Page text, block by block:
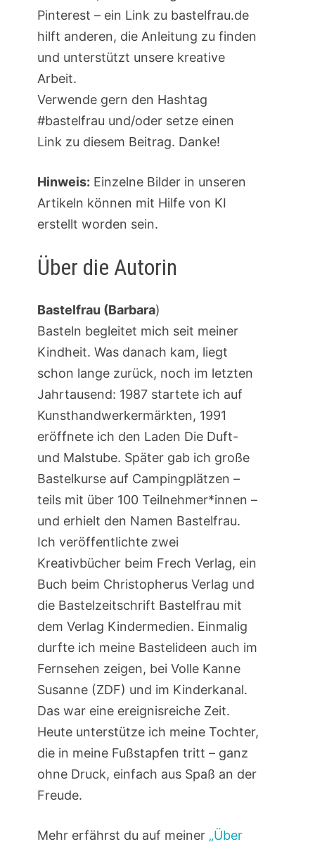
Pinterest – ein Link zu bastelfrau.de
hilft anderen, die Anleitung zu finden
und unterstützt unsere kreative
Arbeit.
Verwende gern den Hashtag
#bastelfrau und/oder setze einen
Link zu diesem Beitrag. Danke!
Hinweis: Einzelne Bilder in unseren
Artikeln können mit Hilfe von KI
erstellt worden sein.
Über die Autorin
Bastelfrau (Barbara)
Basteln begleitet mich seit meiner
Kindheit. Was danach kam, liegt
schon lange zurück, noch im letzten
Jahrtausend: 1987 startete ich auf
Kunsthandwerkermärkten, 1991
eröffnete ich den Laden Die Duft-
und Malstube. Später gab ich große
Bastelkurse auf Campingplätzen –
teils mit über 100 Teilnehmer*innen –
und erhielt den Namen Bastelfrau.
Ich veröffentlichte zwei
Kreativbücher beim Frech Verlag, ein
Buch beim Christopherus Verlag und
die Bastelzeitschrift Bastelfrau mit
dem Verlag Kindermedien. Einmalig
durfte ich meine Bastelideen auch im
Fernsehen zeigen, bei Volle Kanne
Susanne (ZDF) und im Kinderkanal.
Das war eine ereignisreiche Zeit.
Heute unterstütze ich meine Tochter,
die in meine Fußstapfen tritt – ganz
ohne Druck, einfach aus Spaß an der
Freude.
Mehr erfährst du auf meiner „Über